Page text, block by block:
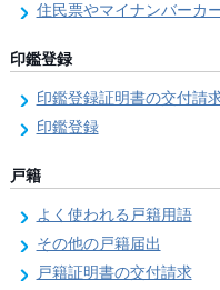
住民票やマイナンバーカード、印鑑証
印鑑登録
印鑑登録証明書の交付請
印鑑登録
戸籍
よく使われる戸籍用語
その他の戸籍届出
戸籍証明書の交付請求